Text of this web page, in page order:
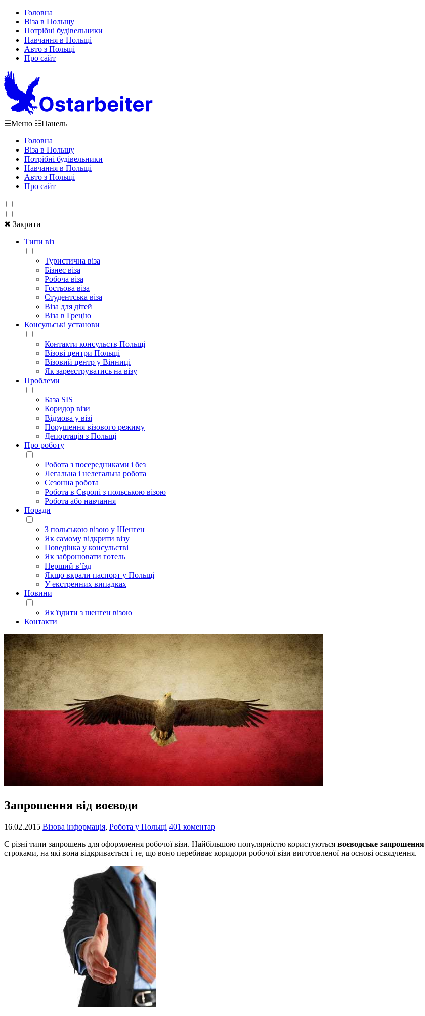
Головна
Віза в Польщу
Потрібні будівельники
Навчання в Польщі
Авто з Польщі
Про сайт
☰Меню ☷Панель
Головна
Віза в Польщу
Потрібні будівельники
Навчання в Польщі
Авто з Польщі
Про сайт
✖ Закрити
Типи віз
Туристична віза
Бізнес віза
Робоча віза
Гостьова віза
Студентська віза
Віза для дітей
Віза в Грецію
Консульські установи
Контакти консульств Польщі
Візові центри Польщі
Візовий центр у Вінниці
Як зареєструватись на візу
Проблеми
База SIS
Коридор візи
Відмова у візі
Порушення візового режиму
Депортація з Польщі
Про роботу
Робота з посередниками і без
Легальна і нелегальна робота
Сезонна робота
Робота в Європі з польською візою
Робота або навчання
Поради
З польською візою у Шенген
Як самому відкрити візу
Поведінка у консульстві
Як забронювати готель
Перший в’їзд
Якщо вкрали паспорт у Польщі
У екстренних випадках
Новини
Як їздити з шенген візою
Контакти
Запрошення від воєводи
16.02.2015 Візова інформація, Робота у Польщі 401 коментар
Є різні типи запрошень для оформлення робочої візи. Найбільшою популярністю користуються воєводське запрошення
строками, на які вона відкривається і те, що воно перебиває коридори робочої візи виготовленої на основі освядчення.